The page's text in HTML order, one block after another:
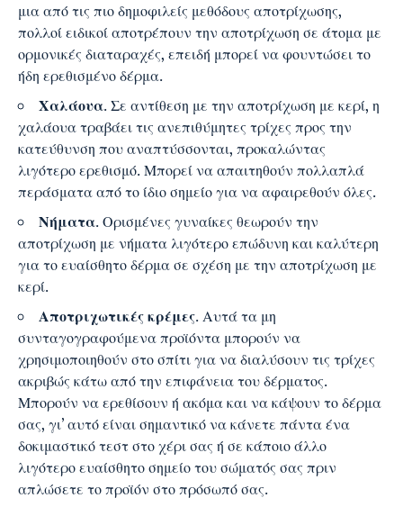
μια από τις πιο δημοφιλείς μεθόδους αποτρίχωσης,
πολλοί ειδικοί αποτρέπουν την αποτρίχωση σε άτομα με
ορμονικές διαταραχές, επειδή μπορεί να φουντώσει το
ήδη ερεθισμένο δέρμα.
Χαλάουα. Σε αντίθεση με την αποτρίχωση με κερί, η
χαλάουα τραβάει τις ανεπιθύμητες τρίχες προς την
κατεύθυνση που αναπτύσσονται, προκαλώντας
λιγότερο ερεθισμό. Μπορεί να απαιτηθούν πολλαπλά
περάσματα από το ίδιο σημείο για να αφαιρεθούν όλες.
Νήματα. Ορισμένες γυναίκες θεωρούν την
αποτρίχωση με νήματα λιγότερο επώδυνη και καλύτερη
για το ευαίσθητο δέρμα σε σχέση με την αποτρίχωση με
κερί.
Αποτριχωτικές κρέμες. Αυτά τα μη
συνταγογραφούμενα προϊόντα μπορούν να
χρησιμοποιηθούν στο σπίτι για να διαλύσουν τις τρίχες
ακριβώς κάτω από την επιφάνεια του δέρματος.
Μπορούν να ερεθίσουν ή ακόμα και να κάψουν το δέρμα
σας, γι’ αυτό είναι σημαντικό να κάνετε πάντα ένα
δοκιμαστικό τεστ στο χέρι σας ή σε κάποιο άλλο
λιγότερο ευαίσθητο σημείο του σώματός σας πριν
απλώσετε το προϊόν στο πρόσωπό σας.